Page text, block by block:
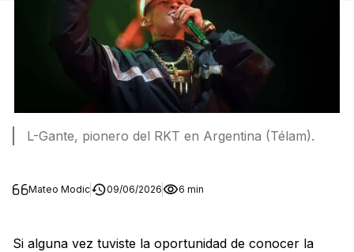
L-Gante, pionero del RKT en Argentina (Télam).
Mateo Modic 09/06/2026 6 min
Si alguna vez tuviste la oportunidad de conocer la